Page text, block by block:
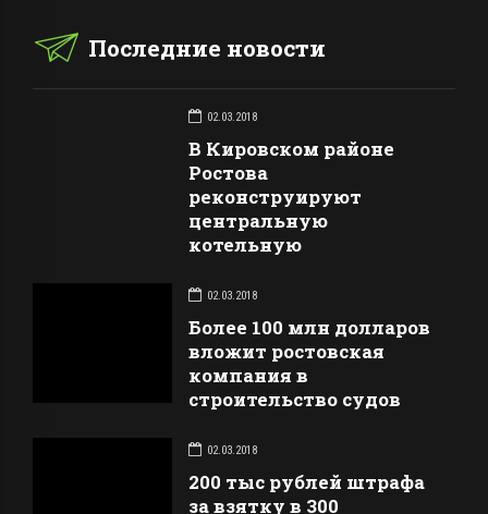
Последние новости
02.03.2018
В Кировском районе
Ростова
реконструируют
центральную
котельную
02.03.2018
Более 100 млн долларов
вложит ростовская
компания в
строительство судов
02.03.2018
200 тыс рублей штрафа
за взятку в 300